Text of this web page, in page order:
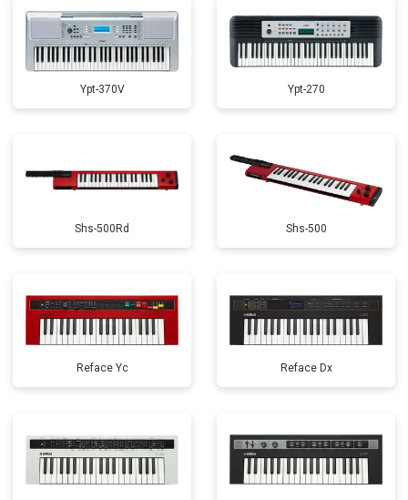
Ypt-370V Ypt-270
Shs-500Rd Shs-500
Reface Yc Reface Dx